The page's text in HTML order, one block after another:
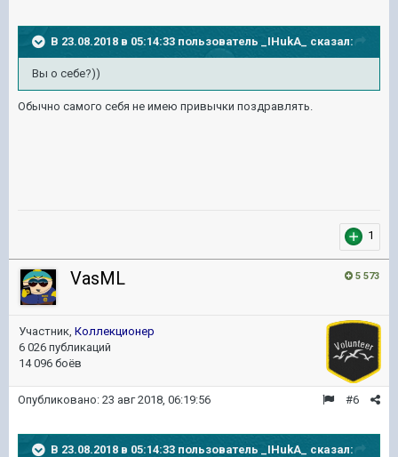
В 23.08.2018 в 05:14:33 пользователь _IHukA_ сказал:
Вы о себе?))
Обычно самого себя не имею привычки поздравлять.
1
5 573
VasML
Участник, Коллекционер
6 026 публикаций
14 096 боёв
#6
Опубликовано: 23 авг 2018, 06:19:56
В 23.08.2018 в 05:14:33 пользователь _IHukA_ сказал: